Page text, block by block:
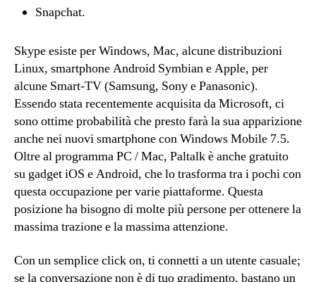
Snapchat.
Skype esiste per Windows, Mac, alcune distribuzioni
Linux, smartphone Android Symbian e Apple, per
alcune Smart-TV (Samsung, Sony e Panasonic).
Essendo stata recentemente acquisita da Microsoft, ci
sono ottime probabilità che presto farà la sua apparizione
anche nei nuovi smartphone con Windows Mobile 7.5.
Oltre al programma PC / Mac, Paltalk è anche gratuito
su gadget iOS e Android, che lo trasforma tra i pochi con
questa occupazione per varie piattaforme. Questa
posizione ha bisogno di molte più persone per ottenere la
massima trazione e la massima attenzione.
Con un semplice click on, ti connetti a un utente casuale;
se la conversazione non è di tuo gradimento, bastano un